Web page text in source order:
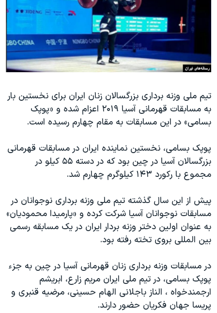
حقوق شهروندی
علم و فناوری
گالری عکس
آرشیو پخش زنده
انتخابات ریاست جمهوری آمریکا ۲۰۲۴
حمله جمهوری اسلامی به اسرائیل
رمز مهسا
اعتراضات زن، زندگی، آزادی
مجموعه مستندهای دادخواهی
دادگاه حمید نوری
چهل سال گروگان‌گیری
اعتراضات مردمی آبان ۹۸
اسرائیل در جنگ
نرگس محمدی برنده جایزه نوبل صلح
صفحه‌های ویژه
سفر پرزیدنت ترامپ به چین
دنبال کنید
زبانهای مختلف
تیم ملی وزنه برداری بزرگسالان زنان ایران برای نخستین بار
به مسابقات قهرمانی آسیا ۲۰۱۹ اعزام شده و «پوپک
بسامی» در این مسابقات به مقام چهارم رسیده است.
پوپک بسامی، نخستین نماینده ایران در مسابقات قهرمانی
بزرگسالان آسیا در چین بود که در دسته ۵۵ کیلو در
مجموع با رکورد ۱۴۳ کیلوگرم چهارم شد.
پیش از این سال گذشته تیم ملی وزنه برداری نوجوانان در
مسابقات نوجوانان آسیا شرکت کرده و «پارمیدا محمودیان»
به عنوان اولین دختر وزنه بردار ایران در یک مسابقه رسمی
بین المللی بروی تخته رفته بود.
در مسابقات وزنه برداری زنان قهرمانی آسیا در چین به جزء
پوپک بسامی،‌ در تیم ملی ایران مریم زارع، ابریشم
ارجمندخواه ، الناز باجلانی الهام حسینی، مرضیه قنبری و
پریسا جهان فکریان حضور دارند.